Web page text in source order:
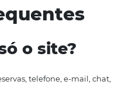
da
decisões rápidas. O